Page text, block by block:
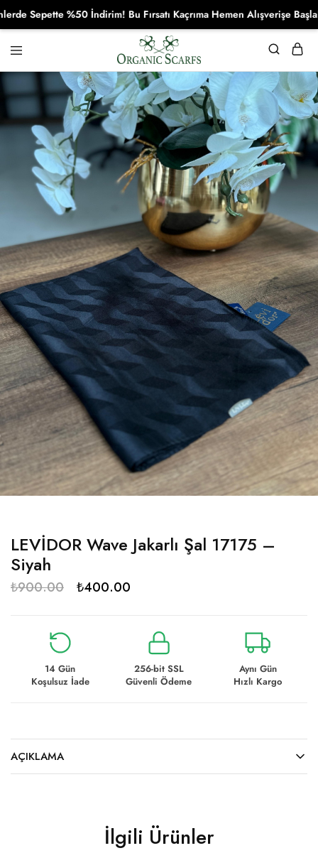
Organikscarf
LEVİDOR Wave Jakarlı Şal 17175 –
Siyah
₺900.00 ₺400.00
14 Gün
Koşulsuz İade
256-bit SSL
Güvenli Ödeme
Aynı Gün
Hızlı Kargo
AÇIKLAMA
İlgili Ürünler
Sepette %50 İndirim! Bu Fırsatı Kaçrıma Hemen Alışverişe Başla!